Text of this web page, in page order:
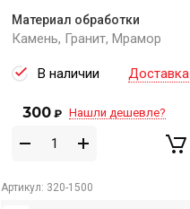
Материал обработки
Камень, Гранит, Мрамор
В наличии Доставка
300 ₽ Нашли дешевле?
Артикул: 320-1500